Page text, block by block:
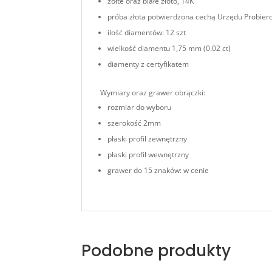
próba złota potwierdzona cechą Urzędu
ilość diamentów: 12 szt
wielkość diamentu 1,75 mm (0.02 ct)
diamenty z certyfikatem
Wymiary oraz grawer obrączki:
rozmiar do wyboru
szerokość 2mm
płaski profil zewnętrzny
płaski profil wewnętrzny
grawer do 15 znaków: w cenie
Podobne produkty